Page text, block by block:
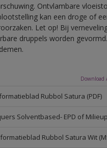
Ontvlambare
kan een droge of
Let op! Bij
druppels worden gevormd.
Download
Rubbol Satura (PDF)